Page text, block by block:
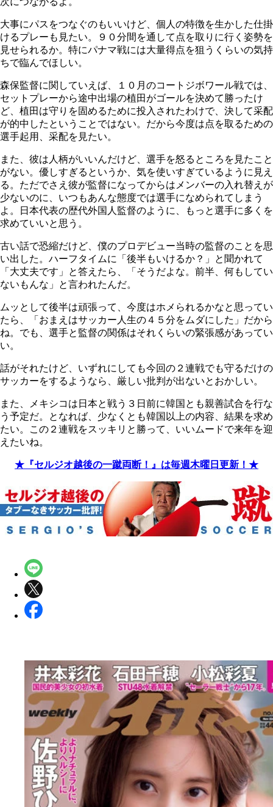
大事にパスをつなぐのもいいけど、個人の特徴を生かした仕掛
けるプレーも見たい。９０分間を通して点を取りに行く姿勢を
見せられるか。特にパナマ戦には大量得点を狙うくらいの気持
ちで臨んでほしい。
森保監督に関していえば、１０月のコートジボワール戦では、
セットプレーから途中出場の植田がゴールを決めて勝ったけ
ど、植田は守りを固めるために投入されたわけで、決して采配
が的中したということではない。だから今度は点を取るための
選手起用、采配を見たい。
また、彼は人柄がいいんだけど、選手を怒るところを見たこと
がない。優しすぎるというか、気を使いすぎているように見え
る。ただでさえ彼が監督になってからはメンバーの入れ替えが
少ないのに、いつもあんな態度では選手になめられてしまう
よ。日本代表の歴代外国人監督のように、もっと選手に多くを
求めていいと思う。
古い話で恐縮だけど、僕のプロデビュー当時の監督のことを思
い出した。ハーフタイムに「後半もいけるか？」と聞かれて
「大丈夫です」と答えたら、「そうだよな。前半、何もしてい
ないもんな」と言われたんだ。
ムッとして後半は頑張って、今度はホメられるかなと思ってい
たら、「おまえはサッカー人生の４５分をムダにした」だから
ね。でも、選手と監督の関係はそれくらいの緊張感があってい
い。
話がそれたけど、いずれにしても今回の２連戦でも守るだけの
サッカーをするようなら、厳しい批判が出ないとおかしい。
また、メキシコは日本と戦う３日前に韓国とも親善試合を行な
う予定だ。となれば、少なくとも韓国以上の内容、結果を求め
たい。この２連戦をスッキリと勝って、いいムードで来年を迎
えたいね。
★『セルジオ越後の一蹴両断！』は毎週木曜日更新！★